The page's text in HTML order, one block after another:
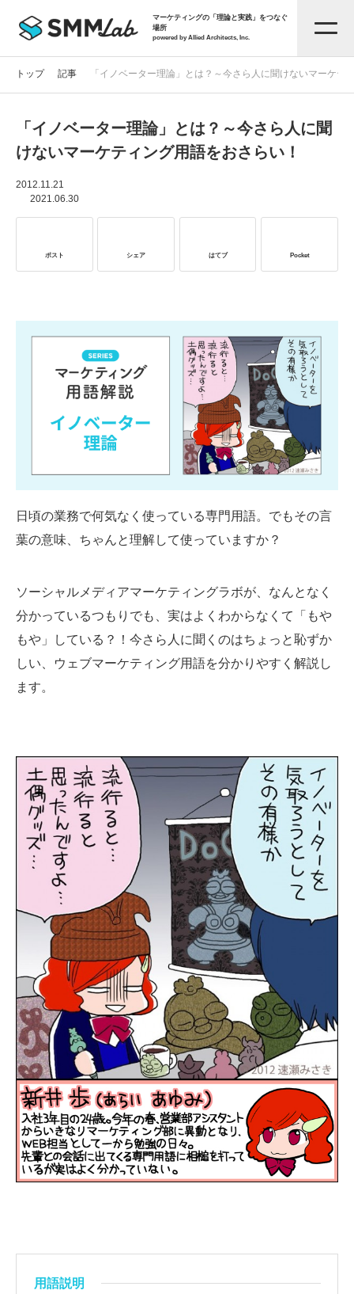
マーケティングの「理論と実践」をつなぐ
場所
powered by Allied Architects, Inc.
記事一覧
サービス資料
SMMLabについて
トップ 記事 「イノベーター理論」とは？～今さら人に聞けないマーケテ
「イノベーター理論」とは？～今さら人に聞
けないマーケティング用語をおさらい！
2012.11.21
2021.06.30
ポスト シェア はてブ Pocket
日頃の業務で何気なく使っている専門用語。でもその言
葉の意味、ちゃんと理解して使っていますか？
ソーシャルメディアマーケティングラボが、なんとなく
分かっているつもりでも、実はよくわからなくて「もや
もや」している？！今さら人に聞くのはちょっと恥ずか
しい、ウェブマーケティング用語を分かりやすく解説し
ます。
用語説明